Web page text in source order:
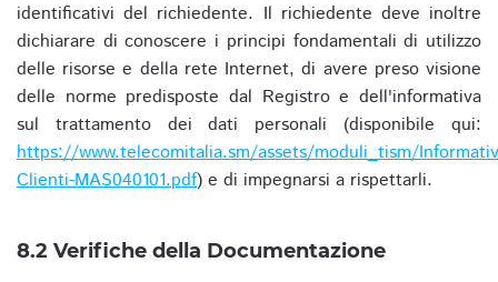
identificativi del richiedente. Il richiedente deve inoltre
dichiarare di conoscere i principi fondamentali di utilizzo
delle risorse e della rete Internet, di avere preso visione
delle norme predisposte dal Registro e dell'informativa
sul trattamento dei dati personali (disponibile qui:
https://www.telecomitalia.sm/assets/moduli_tism/
Clienti-MAS040101.pdf) e di impegnarsi a rispettarli.
8.2 Verifiche della Documentazione